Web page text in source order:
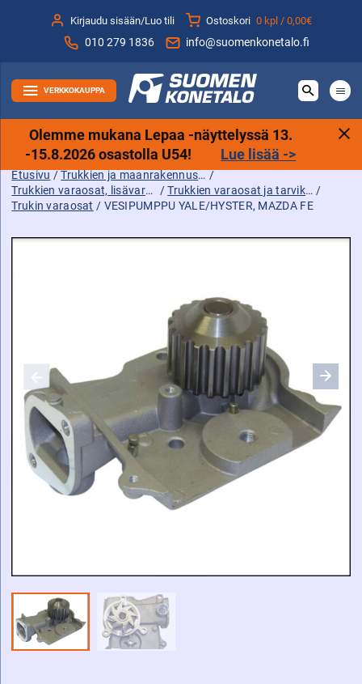
sisältöön
Kirjaudu sisään/Luo tili Ostoskori 0 kpl /0,00€
010 279 1836 info@suomenkonetalo.fi
VERKKOKAUPPA
Olemme mukana Lepaa -näyttelyssä 13.
-15.8.2026 osastolla U54! Lue lisää ->
Etusivu / Trukkien ja maanrakennuskoneiden tarvikkeet sekä varaosat ja lisävarusteet /
Trukkien varaosat, lisävarusteet ja tarvikkeet / Trukkien varaosat ja tarvikkeet /
Trukin varaosat / VESIPUMPPU YALE/HYSTER, MAZDA FE